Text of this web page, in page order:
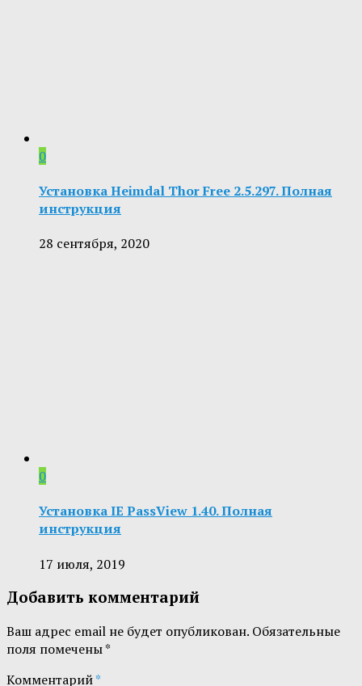
0
Установка Heimdal Thor Free 2.5.297. Полная
инструкция
28 сентября, 2020
0
Установка IE PassView 1.40. Полная
инструкция
17 июля, 2019
Добавить комментарий
Ваш адрес email не будет опубликован. Обязательные
поля помечены*
Комментарий*